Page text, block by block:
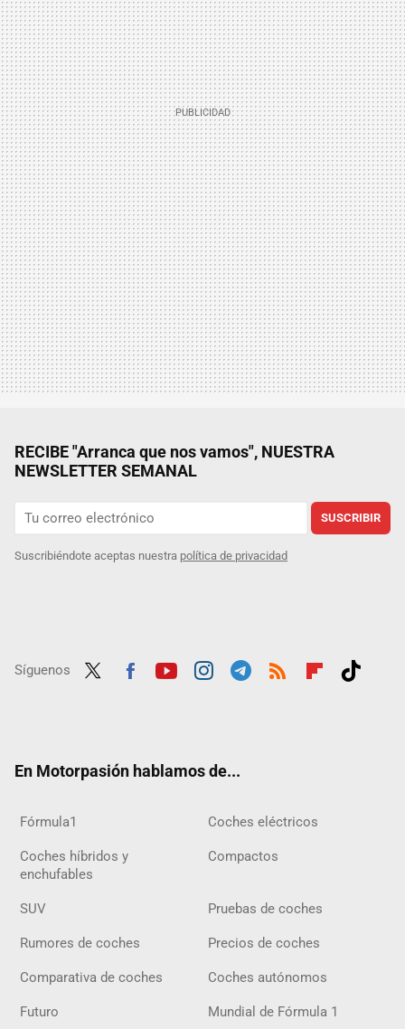
RECIBE "Arranca que nos vamos", NUESTRA
NEWSLETTER SEMANAL
SUSCRIBIR
Suscribiéndote aceptas nuestra política de privacidad
Síguenos
En Motorpasión hablamos de...
Fórmula1 Coches eléctricos
Coches híbridos y
enchufables
Compactos
SUV Pruebas de coches
Rumores de coches Precios de coches
Comparativa de coches Coches autónomos
Futuro Mundial de Fórmula 1